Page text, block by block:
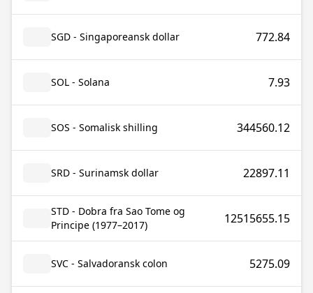
SGD - Singaporeansk dollar 772.84
SOL - Solana 7.93
SOS - Somalisk shilling 344560.12
SRD - Surinamsk dollar 22897.11
STD - Dobra fra Sao Tome og
Principe (1977–2017)
12515655.15
SVC - Salvadoransk colon 5275.09